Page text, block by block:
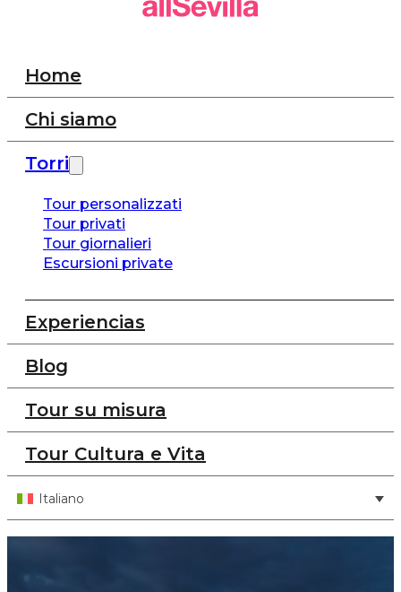
Home
Chi siamo
Torri
Tour personalizzati
Tour privati
Tour giornalieri
Escursioni private
Experiencias
Blog
Tour su misura
Tour Cultura e Vita
Italiano